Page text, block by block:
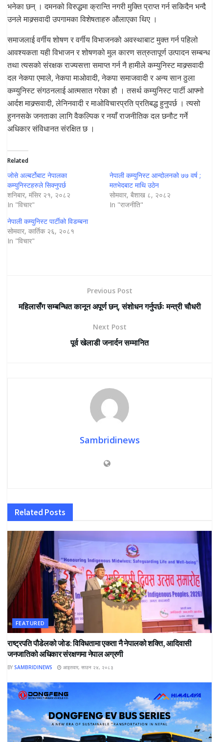
भनेका छन् । दमनको विरुद्धमा क्रान्ति नगरी मुक्ति प्राप्त गर्न सकिदैन भन्दै
उनले माक्र्सवादी उपगामका विशेषताहरु औलाएका थिए ।
समाजलाई वर्गीय शोषण र वर्गीय विभाजनको अवस्थाबाट मुक्त गर्न पहिलो
आवश्यकता यही विभाजन र शोषणको मुल कारण सत्रुतापूर्ण उत्पादन सम्बन्ध
तथा त्यसको संरक्षक राज्यसत्ता समाप्त गर्न नै हामीले कम्युनिस्ट माक्र्सवादी
दल नेकपा एमाले, नेकपा माओवादी, नेकपा समाजवादी र अन्य सान ठुला
कम्युनिस्ट संगठनलाई आत्मसात गरेका हौ । तसर्थ कम्युनिस्ट पार्टी आफ्नो
आर्दश माक्र्सवादी, लेनिनवादी र माओविचारप्रति प्रतिबद्ध हुनुपर्छ । त्यसो
हुननसके जनताका लागि वैकल्पिक र नयाँ राजनीतिक दल छनौट गर्ने
अधिकार संविधानत संरक्षित छ ।
Related
जोसे अल्बर्टोबाट नेपालका
कम्युनिस्टहरुले सिक्नुपर्छ
शनिबार, मंसिर २१, २०८२
In "विचार"
नेपाली कम्युनिस्ट आन्दोलनको ७७ वर्ष ;
मतभेदबाट माथि उठेन
सोमवार, बैशाख ८, २०८२
In "राजनीति"
नेपाली कम्युनिस्ट पार्टीको विडम्बना
सोमवार, कार्तिक २६, २०८१
In "विचार"
Previous Post
महिलासँग सम्बन्धित कानून अपूर्ण छन्, संशोधन गर्नुपर्छः मन्त्री चौधरी
Next Post
पूर्व खेलाडी जनार्दन सम्मानित
Sambridinews
Related Posts
FEATURED
राष्ट्रपति पौडेलको जोड: विविधतामा एकता नै नेपालको शक्ति, आदिवासी
जनजातिको अधिकार संरक्षणमा नेपाल अग्रणी
BY SAMBRIDINEWS आइतवार, साउन २४, २०८३